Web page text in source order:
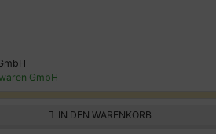
GmbH
IN DEN WARENKORB